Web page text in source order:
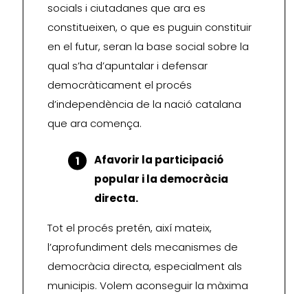
socials i ciutadanes que ara es
constitueixen, o que es puguin constituir
en el futur, seran la base social sobre la
qual s’ha d’apuntalar i defensar
democràticament el procés
d’independència de la nació catalana
que ara comença.
Afavorir la participació
popular i la democràcia
directa.
Tot el procés pretén, així mateix,
l’aprofundiment dels mecanismes de
democràcia directa, especialment als
municipis. Volem aconseguir la màxima